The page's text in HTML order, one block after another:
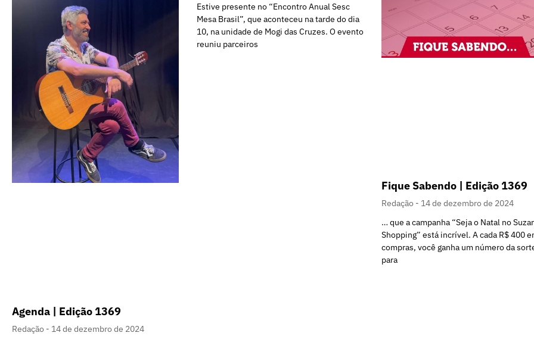
Agenda | Edição 1369
Redação
14 de dezembro de 2024
Estive presente no “Encontro Anual Sesc
Mesa Brasil”, que aconteceu na tarde do dia
10, na unidade de Mogi das Cruzes. O evento
reuniu parceiros
Fique Sabendo | Edição 1369
Redação
14 de dezembro de 2024
… que a campanha “Seja o Natal no
Shopping” está incrível. A cada R$ 400
compras, você ganha um número da
para